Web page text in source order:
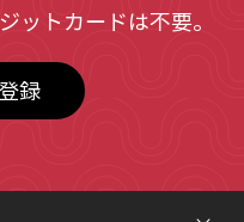
ットカードは不要。
録